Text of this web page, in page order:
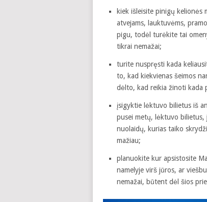
kiek išleisite pinigų kelionės
atvejams, lauktuvėms,
pigu, todėl turėkite tai
tikrai nemažai;
turite nuspręsti kada
to, kad kiekvienas šeimos
dėlto, kad reikia žinoti kada
įsigyktie lėktuvo bilietus iš
pusei metų, lėktuvo bilietus,
nuolaidų, kurias taiko
mažiau;
planuokite kur apsistosite
namelyje virš jūros, ar
nemažai, būtent dėl šios